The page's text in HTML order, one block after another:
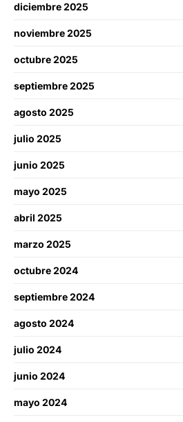
diciembre 2025
noviembre 2025
octubre 2025
septiembre 2025
agosto 2025
julio 2025
junio 2025
mayo 2025
abril 2025
marzo 2025
octubre 2024
septiembre 2024
agosto 2024
julio 2024
junio 2024
mayo 2024